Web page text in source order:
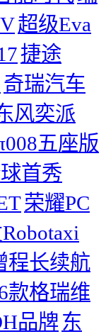
超级Eva
捷途
奇瑞汽车
风奕派
五座版
首秀
荣耀PC
程长续航
款格瑞维
品牌 东